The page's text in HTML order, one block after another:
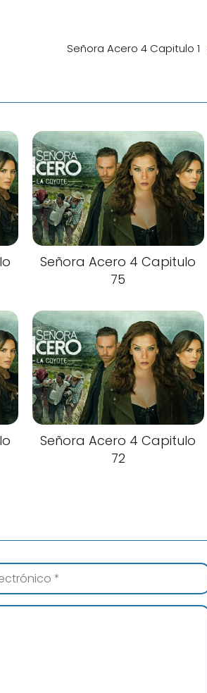
Señora Acero 4 Capitulo 1
Señora Acero 4 Capitulo
75
Señora Acero 4 Capitulo
72